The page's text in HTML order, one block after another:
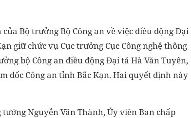
Bộ trưởng Bộ Công an về việc điều động Đại
giữ chức vụ Cục trưởng Cục Công nghệ thông
bộ Công an điều động Đại tá Hà Văn Tuyên,
đốc Công an tỉnh Bắc Kạn. Hai quyết định này
Nguyễn Văn Thành, Ủy viên Ban chấp